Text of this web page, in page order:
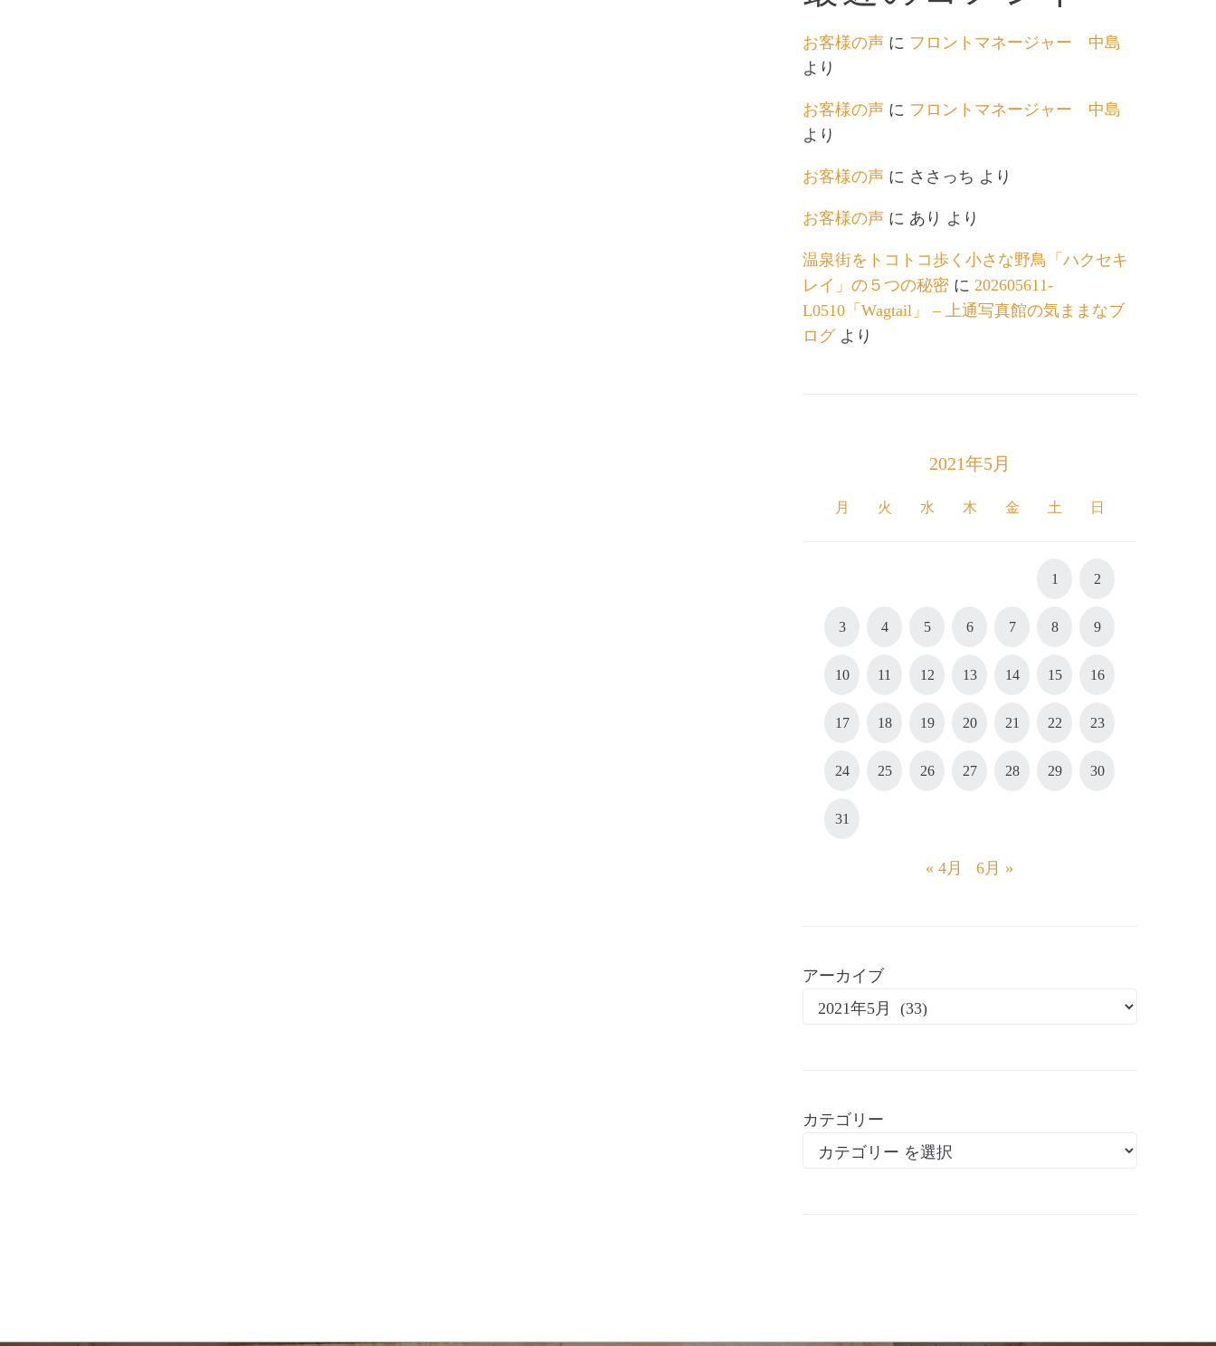
お客様の声 に フロントマネージャー 中島
より
お客様の声 に フロントマネージャー 中島
より
お客様の声 に ささっち より
お客様の声 に あり より
温泉街をトコトコ歩く小さな野鳥「ハクセキ
レイ」の５つの秘密 に 202605611-
L0510「Wagtail」 – 上通写真館の気ままなブ
ログより
2021年5月
月 火 水 木 金 土 日
1 2
3 4 5 6 7 8 9
10 11 12 13 14 15 16
17 18 19 20 21 22 23
24 25 26 27 28 29 30
31
« 4月 6月 »
アーカイブ
カテゴリー